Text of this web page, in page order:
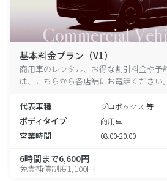
基本料金プラン（V1）
商用車のレンタル、お得な割引料金や予
は、こちらから各店舗にお電話ください。
代表車種 プロボックス 等
ボディタイプ 商用車
営業時間 08:00-20:00
6時間まで6,600円
免責補償制度1,100円